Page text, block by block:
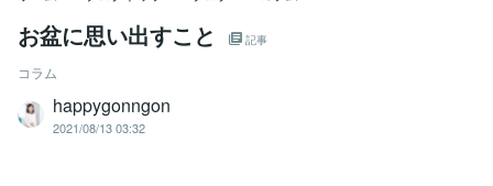
お盆に思い出すこと 記事
コラム
happygonngon
2021/08/13 03:32